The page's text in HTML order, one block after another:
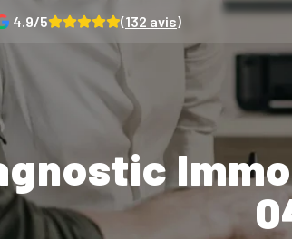
4.9/5 (132 avis)